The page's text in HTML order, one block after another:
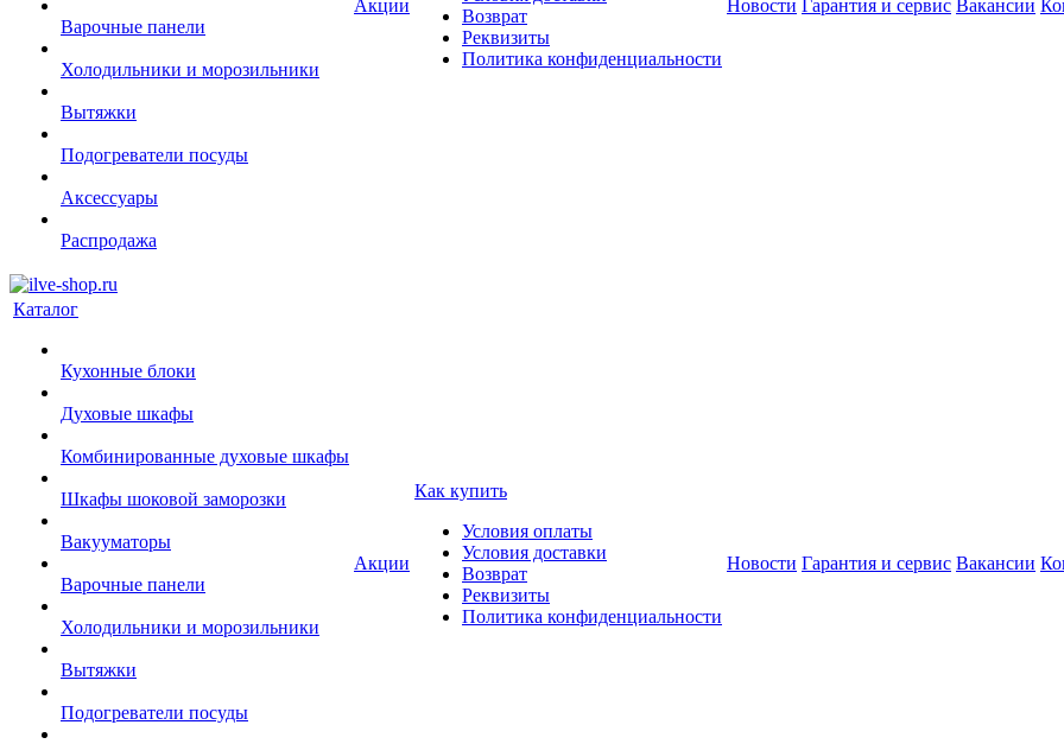
Варочные панели
Холодильники и морозильники
Вытяжки
Подогреватели посуды
Аксессуары
Распродажа
Акции
Возврат
Реквизиты
Политика конфиденциальности
Новости Гарантия и сервис Вакансии
Каталог
Кухонные блоки
Духовые шкафы
Комбинированные духовые шкафы
Шкафы шоковой заморозки
Вакууматоры
Варочные панели
Холодильники и морозильники
Вытяжки
Подогреватели посуды
Акции
Как купить
Условия оплаты
Условия доставки
Возврат
Реквизиты
Политика конфиденциальности
Новости Гарантия и сервис Вакансии